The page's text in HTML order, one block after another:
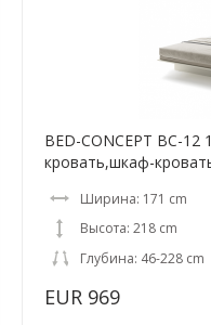
BED-CONCEPT BC-
кровать,шкаф-
Ширина: 171 cm
Высота: 218 cm
Глубина: 46-228 cm
EUR 969